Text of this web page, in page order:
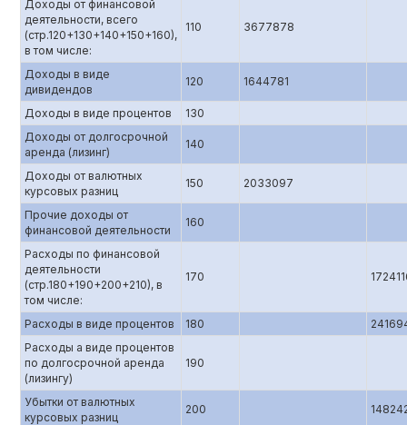
Доходы от финансовой
деятельности, всего
(стр.120+130+140+150+160),
в том числе:
110 3677878
Доходы в виде
дивидендов
120 1644781
Доходы в виде процентов
130
Доходы от долгосрочной
аренда (лизинг)
140
Доходы от валютных
курсовых разниц
150 2033097
Прочие доходы от
финансовой деятельности
160
Расходы по финансовой
деятельности
(стр.180+190+200+210), в
том числе:
170
Расходы в виде процентов 180
Расходы а виде процентов
по долгосрочной аренда
(лизингу)
190
Убытки от валютных
курсовых разниц
200